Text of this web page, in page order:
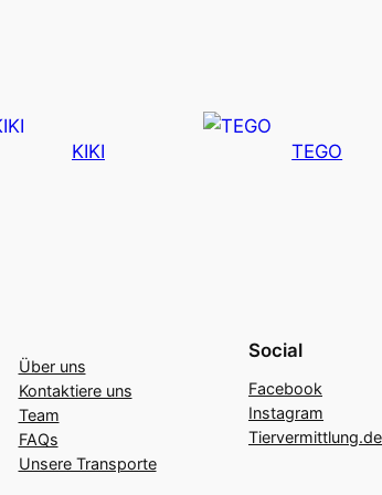
KIKI TEGO
Über uns
Kontaktiere uns
Team
FAQs
Unsere Transporte
Social
Facebook
Instagram
Tiervermittlung.de